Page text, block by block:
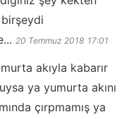
20 Temmuz 2018 17:01
akıyla kabarır
ya yumurta akını
çırpmamış ya